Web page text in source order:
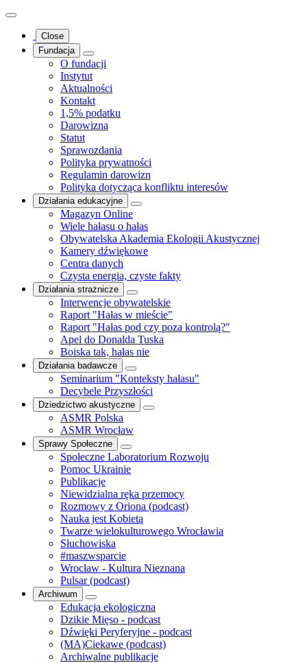
Close
Fundacja
O fundacji
Instytut
Aktualności
Kontakt
1,5% podatku
Darowizna
Statut
Sprawozdania
Polityka prywatności
Regulamin darowizn
Polityka dotycząca konfliktu interesów
Działania edukacyjne
Magazyn Online
Wiele hałasu o hałas
Obywatelska Akademia Ekologii Akustycznej
Kamery dźwiękowe
Centra danych
Czysta energia, czyste fakty
Działania strażnicze
Interwencje obywatelskie
Raport "Hałas w mieście"
Raport "Hałas pod czy poza kontrolą?"
Apel do Donalda Tuska
Boiska tak, hałas nie
Działania badawcze
Seminarium "Konteksty hałasu"
Decybele Przyszłości
Dziedzictwo akustyczne
ASMR Polska
ASMR Wrocław
Sprawy Społeczne
Społeczne Laboratorium Rozwoju
Pomoc Ukrainie
Publikacje
Niewidzialna ręka przemocy
Rozmowy z Oriona (podcast)
Nauka jest Kobietą
Twarze wielokulturowego Wrocławia
Słuchowiska
#maszwsparcie
Wrocław - Kultura Nieznana
Pulsar (podcast)
Archiwum
Edukacja ekologiczna
Dzikie Mięso - podcast
Dźwięki Peryferyjne - podcast
(MA)Ciekawe (podcast)
Archiwalne publikacje